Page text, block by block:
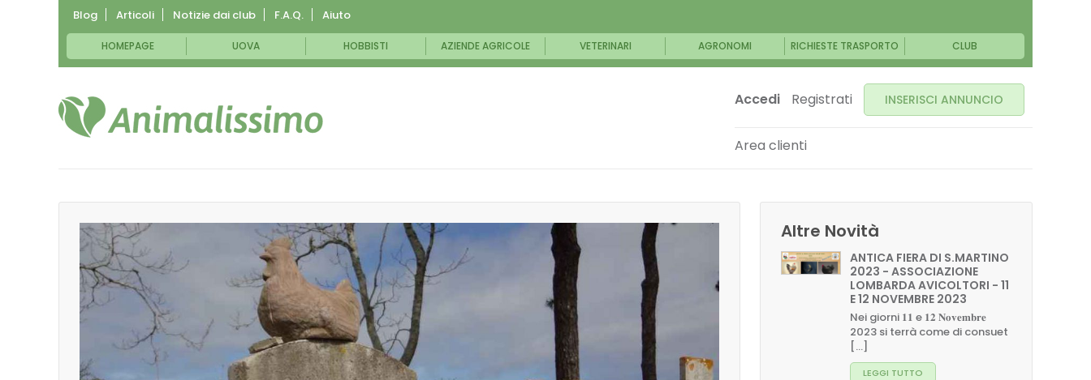
Blog Articoli Notizie dai club F.A.Q. Aiuto
HOMEPAGE UOVA HOBBISTI AZIENDE AGRICOLE VETERINARI AGRONOMI RICHIESTE TRASPORTO CLUB
Accedi Registrati INSERISCI ANNUNCIO
Area clienti
Altre Novità
ANTICA FIERA DI S.MARTINO
2023 - ASSOCIAZIONE
LOMBARDA AVICOLTORI - 11
E 12 NOVEMBRE 2023
Nei giorni 𝟏𝟏 e 𝟏𝟐 𝐍𝐨𝐯𝐞𝐦𝐛𝐫𝐞
2023 si terrà come di consuet
[...]
LEGGI TUTTO